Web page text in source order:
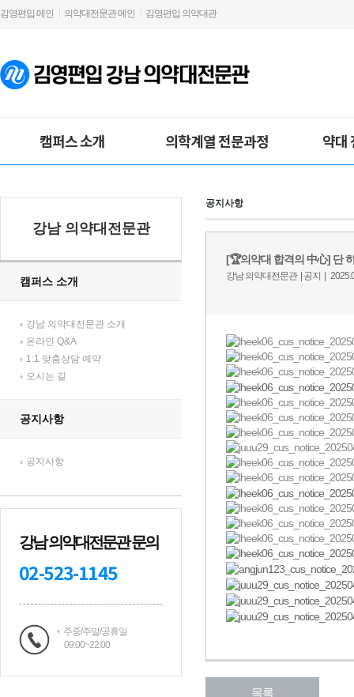
김영편입 메인 의약대전문관 메인 김영편입 의약대관
캠퍼스 소개 의학계열 전문과정 약대
강남 의약대전문관
캠퍼스 소개
강남 의약대전문관 소개
온라인 Q&A
1:1 맞춤상담 예약
오시는 길
공지사항
공지사항
강남 의약대전문관 문의
02-523-1145
주중/주말/공휴일
09:00~22:00
공지사항